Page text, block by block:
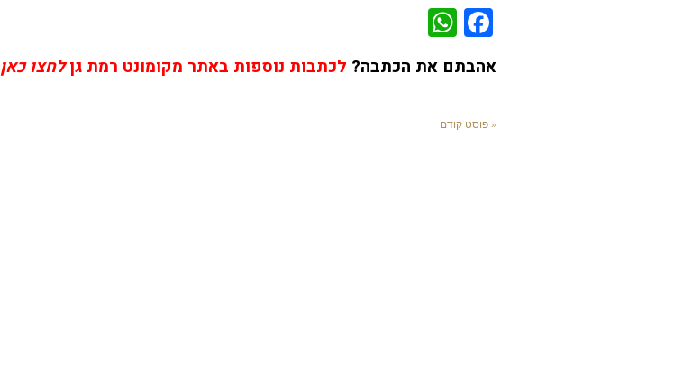
Facebook
אהבתם את הכתבה? לכתבות נוספות באתר מקומונט רמת גןלחצו כאן
« פוסט קודם